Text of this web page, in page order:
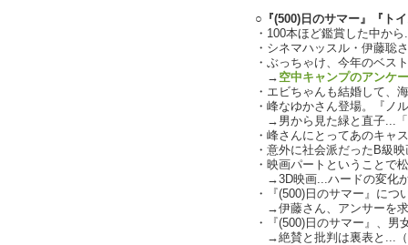
○『(500)日のサマー』『ト
・100本ほど鑑賞した中か
・シネマハッスル・伊藤聡
・ぶっちゃけ、今年のベス
→ 空中キャンプのアンケ
・エビちゃんも結婚して、
・峰なゆかさん登場。『ノ
→男から見た緑と直子...「
・峰さんにとってあのキャ
・意外に社会派だったB級
・映画パートということで
→3D映画...ハードの変化
・『(500)日のサマー』につ
→伊藤さん、アンサーを
・『(500)日のサマー』、男
→絶賛と批判は裏表と...（